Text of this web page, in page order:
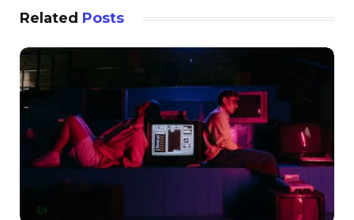
Related Posts